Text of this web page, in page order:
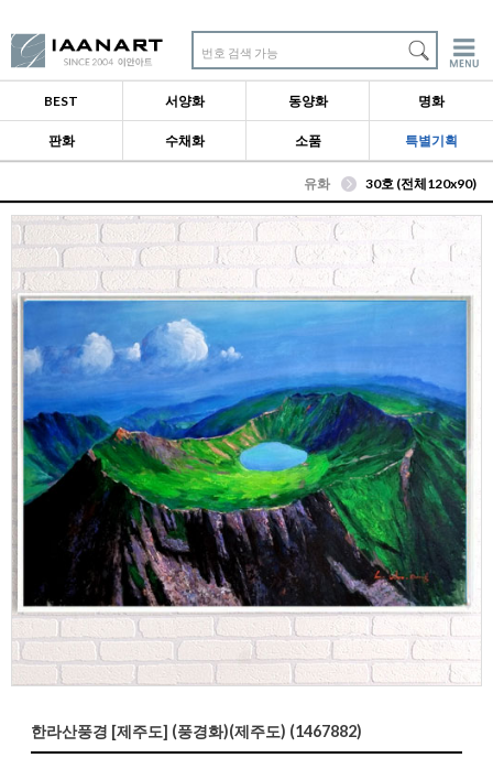
번호 검색 가능
BEST 서양화 동양화 명화
판화 수채화 소품 특별기획
유화 30호 (전체120x90)
한라산풍경 [제주도] (풍경화)(제주도) (1467882)